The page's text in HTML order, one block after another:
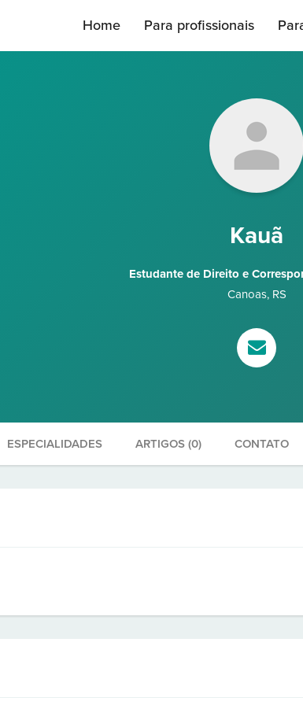
Home Para profissionais
Kauã
Estudante de Direito e
Canoas, RS
ESPECIALIDADES ARTIGOS (0) CONTATO